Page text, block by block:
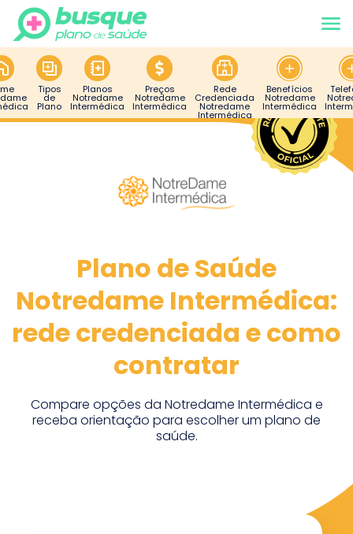
Tipos
de
Plano
Planos
Notredame
Intermédica
Preços
Notredame
Intermédica
Rede
Credenciada
Notredame
Intermédica
Benefícios
Notredame
Intermédica
Plano de Saúde
Notredame Intermédica:
rede credenciada e como
contratar
Compare opções da Notredame Intermédica e
receba orientação para escolher um plano de
saúde.